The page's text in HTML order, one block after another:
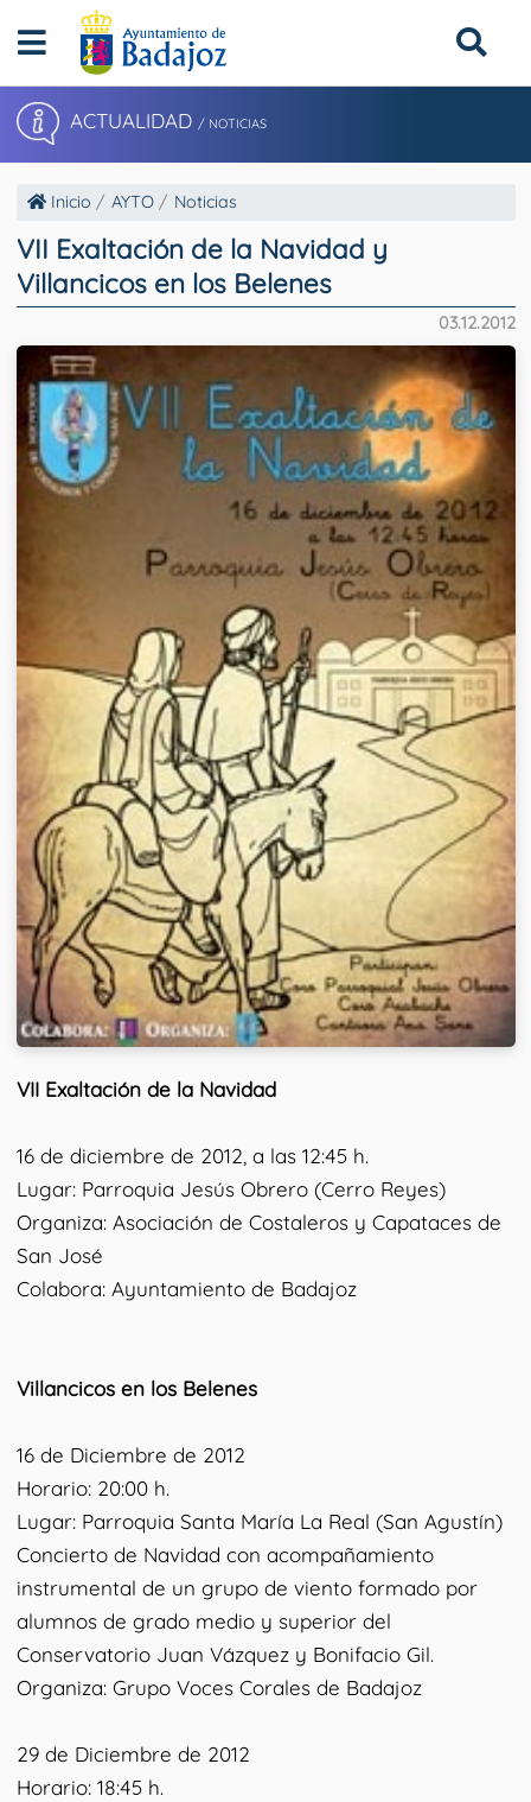
ACTUALIDAD / NOTICIAS
Inicio AYTO Noticias
VII Exaltación de la Navidad y
Villancicos en los Belenes
03.12.2012
VII Exaltación de la Navidad
16 de diciembre de 2012, a las 12:45 h.
Lugar: Parroquia Jesús Obrero (Cerro Reyes)
Organiza: Asociación de Costaleros y Capataces de
San José
Colabora: Ayuntamiento de Badajoz
Villancicos en los Belenes
16 de Diciembre de 2012
Horario: 20:00 h.
Lugar: Parroquia Santa María La Real (San Agustín)
Concierto de Navidad con acompañamiento
instrumental de un grupo de viento formado por
alumnos de grado medio y superior del
Conservatorio Juan Vázquez y Bonifacio Gil.
Organiza: Grupo Voces Corales de Badajoz
29 de Diciembre de 2012
Horario: 18:45 h.